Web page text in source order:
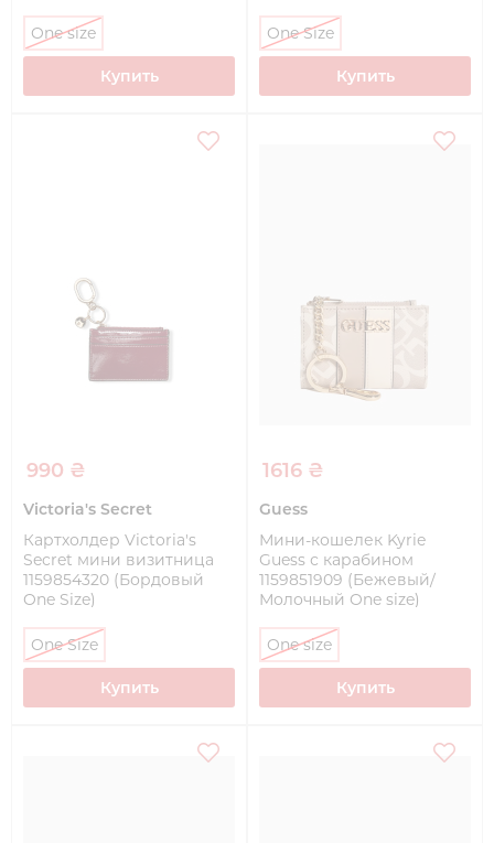
One size
Купить
One Size
Купить
990 ₴
Victoria's Secret
Картхолдер Victoria's
Secret мини визитница
1159854320 (Бордовый
One Size)
One Size
Купить
1616 ₴
Guess
Мини-кошелек Kyrie
Guess с карабином
1159851909 (Бежевый/
Молочный One size)
One size
Купить